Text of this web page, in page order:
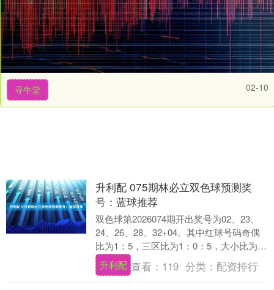
寻牛堂 02-10
升利配 075期林必立双色球预测奖
号：蓝球推荐
双色球第2026074期开出奖号为02、23、
24、26、28、32+04。其中红球号码奇偶
比为1：5，三区比为1：0：5，大小比为
5：1，蓝球开出偶数号码04....
升利配 查看： 119 分类： 配资排行